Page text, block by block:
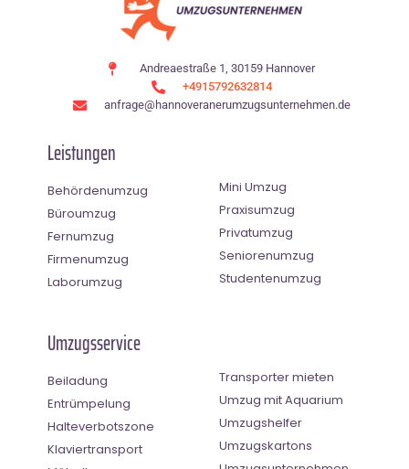
Andreaestraße 1, 30159 Hannover
+4915792632814
anfrage@hannoveranerumzugsunternehmen.de
Leistungen
Behördenumzug
Büroumzug
Fernumzug
Firmenumzug
Laborumzug
Mini Umzug
Praxisumzug
Privatumzug
Seniorenumzug
Studentenumzug
Umzugsservice
Beiladung
Entrümpelung
Halteverbotszone
Klaviertransport
Transporter mieten
Umzug mit Aquarium
Umzugshelfer
Umzugskartons